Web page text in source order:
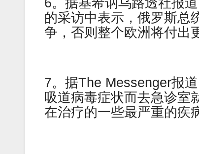
的采访中表示，俄罗斯总
争，否则整个欧洲将付出
7。据The Messenger报
吸道病毒症状而去急诊室
在治疗的一些最严重的疾